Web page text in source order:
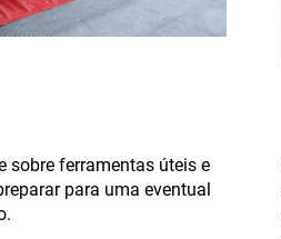
sobre ferramentas úteis e
para uma eventual